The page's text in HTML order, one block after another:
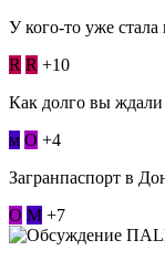
У кого-то уже стала
R R +10
Как долго вы
м О +4
Загранпаспорт в
О М +7